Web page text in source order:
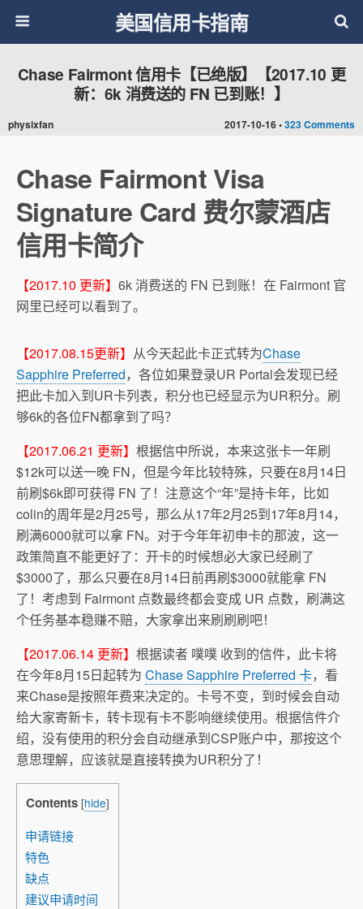
美国信用卡指南
2017-10-16 •323 Comments
Chase Fairmont 信用卡【已绝版】【2017.10 更
新：6k 消费送的 FN 已到账！】
physixfan
Chase Fairmont Visa
Signature Card 费尔蒙酒店
信用卡简介
【2017.10 更新】 6k 消费送的 FN 已到账！在 Fairmont 官
网里已经可以看到了。
【2017.08.15更新】 从今天起此卡正式转为Chase
Sapphire Preferred，各位如果登录UR Portal会发现已经
把此卡加入到UR卡列表，积分也已经显示为UR积分。刷
够6k的各位FN都拿到了吗？
【2017.06.21 更新】 根据信中所说，本来这张卡一年刷
$12k可以送一晚 FN，但是今年比较特殊，只要在8月14日
前刷$6k即可获得 FN 了！注意这个“年”是持卡年，比如
colin的周年是2月25号，那么从17年2月25到17年8月14，
刷满6000就可以拿 FN。对于今年年初申卡的那波，这一
政策简直不能更好了：开卡的时候想必大家已经刷了
$3000了，那么只要在8月14日前再刷$3000就能拿 FN
了！考虑到 Fairmont 点数最终都会变成 UR 点数，刷满这
个任务基本稳赚不赔，大家拿出来刷刷刷吧！
【2017.06.14 更新】 根据读者 噗噗 收到的信件，此卡将
在今年8月15日起转为 Chase Sapphire Preferred 卡，看
来Chase是按照年费来决定的。卡号不变，到时候会自动
给大家寄新卡，转卡现有卡不影响继续使用。根据信件介
绍，没有使用的积分会自动继承到CSP账户中，那按这个
意思理解，应该就是直接转换为UR积分了！
Contents [hide]
申请链接
特色
缺点
建议申请时间